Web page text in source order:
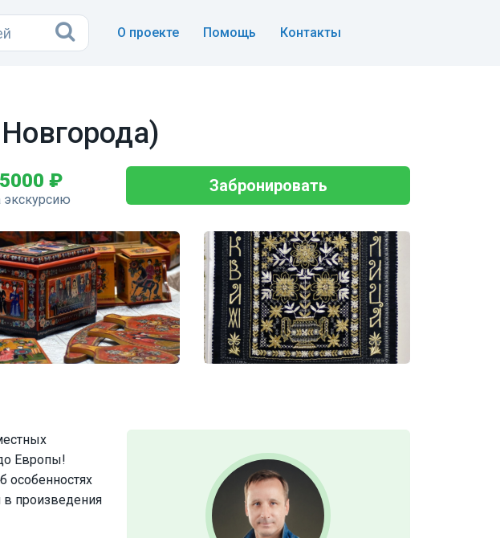
О проекте Помощь Контакты
₽
экскурсию
Забронировать
Европы!
особенностях
произведения